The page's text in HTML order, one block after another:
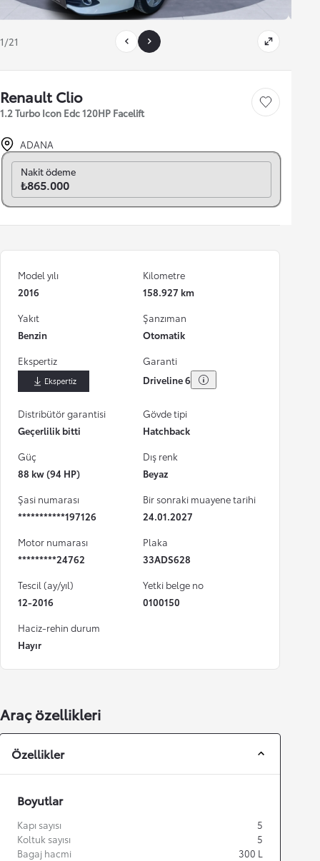
1/21
Renault Clio
1.2 Turbo Icon Edc 120HP Facelift
Save car
ADANA
Nakit ödeme
₺865.000
Model yılı
2016
Kilometre
158.927 km
Yakıt
Benzin
Şanzıman
Otomatik
Ekspertiz
İndir
Garanti
Driveline 6
Distribütör garantisi
Geçerlilik bitti
Gövde tipi
Hatchback
Güç
88 kw (94 HP)
Dış renk
Beyaz
Şasi numarası
***********197126
Bir sonraki muayene tarihi
24.01.2027
Motor numarası
*********24762
Plaka
33ADS628
Tescil (ay/yıl)
12-2016
Yetki belge no
0100150
Haciz-rehin durum
Hayır
Araç özellikleri
Özellikler
Boyutlar
Kapı sayısı
5
Koltuk sayısı
5
Bagaj hacmi
300 L